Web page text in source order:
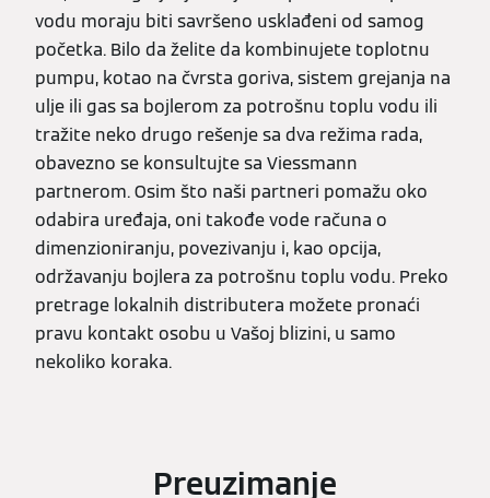
vodu moraju biti savršeno usklađeni od samog
početka. Bilo da želite da kombinujete toplotnu
pumpu, kotao na čvrsta goriva, sistem grejanja na
ulje ili gas sa bojlerom za potrošnu toplu vodu ili
tražite neko drugo rešenje sa dva režima rada,
obavezno se konsultujte sa Viessmann
partnerom. Osim što naši partneri pomažu oko
odabira uređaja, oni takođe vode računa o
dimenzioniranju, povezivanju i, kao opcija,
održavanju bojlera za potrošnu toplu vodu. Preko
pretrage lokalnih distributera možete pronaći
pravu kontakt osobu u Vašoj blizini, u samo
nekoliko koraka.
Preuzimanje